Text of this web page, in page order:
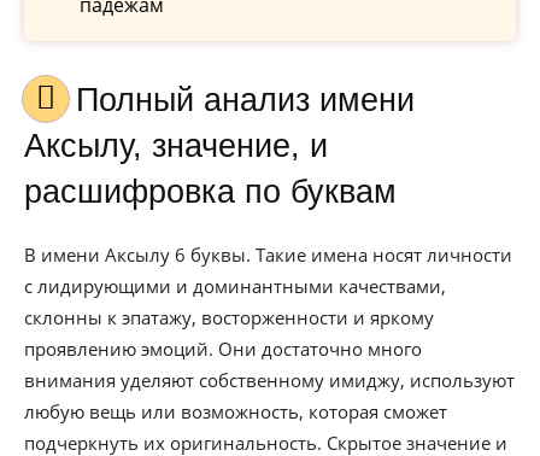
Полный анализ имени
Аксылу, значение, и
расшифровка по буквам
В имени Аксылу 6 буквы. Такие имена носят личности
с лидирующими и доминантными качествами,
склонны к эпатажу, восторженности и яркому
проявлению эмоций. Они достаточно много
внимания уделяют собственному имиджу, используют
любую вещь или возможность, которая сможет
подчеркнуть их оригинальность. Скрытое значение и